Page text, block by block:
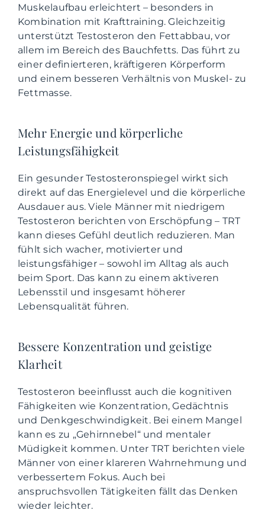
Muskelaufbau erleichtert – besonders in
Kombination mit Krafttraining. Gleichzeitig
unterstützt Testosteron den Fettabbau, vor
allem im Bereich des Bauchfetts. Das führt zu
einer definierteren, kräftigeren Körperform
und einem besseren Verhältnis von Muskel- zu
Fettmasse.
Mehr Energie und körperliche
Leistungsfähigkeit
Ein gesunder Testosteronspiegel wirkt sich
direkt auf das Energielevel und die körperliche
Ausdauer aus. Viele Männer mit niedrigem
Testosteron berichten von Erschöpfung – TRT
kann dieses Gefühl deutlich reduzieren. Man
fühlt sich wacher, motivierter und
leistungsfähiger – sowohl im Alltag als auch
beim Sport. Das kann zu einem aktiveren
Lebensstil und insgesamt höherer
Lebensqualität führen.
Bessere Konzentration und geistige
Klarheit
Testosteron beeinflusst auch die kognitiven
Fähigkeiten wie Konzentration, Gedächtnis
und Denkgeschwindigkeit. Bei einem Mangel
kann es zu „Gehirnnebel“ und mentaler
Müdigkeit kommen. Unter TRT berichten viele
Männer von einer klareren Wahrnehmung und
verbessertem Fokus. Auch bei
anspruchsvollen Tätigkeiten fällt das Denken
wieder leichter.